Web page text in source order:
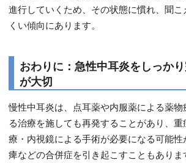
進行していくため、その状態に慣れ、聞こ
くい傾向にあります。
おわりに：急性中耳炎をしっか
が大切
慢性中耳炎は、点耳薬や内服薬による薬物
る治療を施しても再発することがあり、
療・内視鏡による手術が必要になる可能
痺などの合併症を引き起こすこともあり